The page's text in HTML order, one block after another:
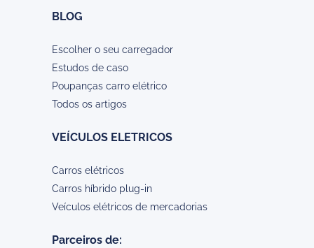
BLOG
Escolher o seu carregador
Estudos de caso
Poupanças carro elétrico
Todos os artigos
VEÍCULOS ELETRICOS
Carros elétricos
Carros híbrido plug-in
Veículos elétricos de mercadorias
Parceiros de: